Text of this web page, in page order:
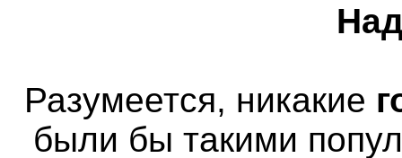
Разумеется, никакие
были бы такими